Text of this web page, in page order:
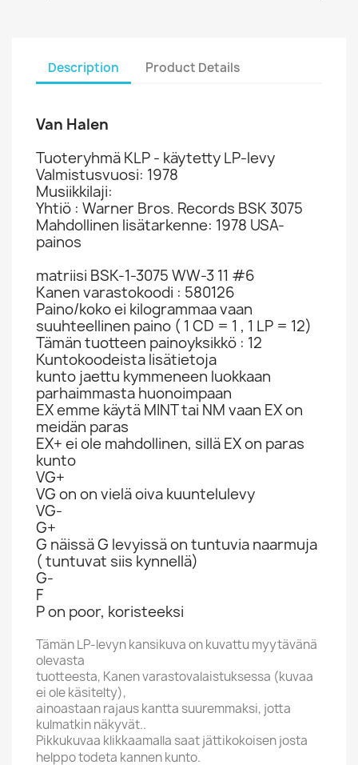
Description Product Details
Van Halen
Tuoteryhmä KLP - käytetty LP-levy
Valmistusvuosi: 1978
Musiikkilaji:
Yhtiö : Warner Bros. Records BSK 3075
Mahdollinen lisätarkenne: 1978 USA-
painos
matriisi BSK-1-3075 WW-3 11 #6
Kanen varastokoodi : 580126
Paino/koko ei kilogrammaa vaan
suuhteellinen paino ( 1 CD = 1 , 1 LP = 12)
Tämän tuotteen painoyksikkö : 12
Kuntokoodeista lisätietoja
kunto jaettu kymmeneen luokkaan
parhaimmasta huonoimpaan
EX emme käytä MINT tai NM vaan EX on
meidän paras
EX+ ei ole mahdollinen, sillä EX on paras
kunto
VG+
VG on on vielä oiva kuuntelulevy
VG-
G+
G näissä G levyissä on tuntuvia naarmuja
( tuntuvat siis kynnellä)
G-
F
P on poor, koristeeksi
Tämän LP-levyn kansikuva on kuvattu myytävänä
olevasta
tuotteesta, Kanen varastovalaistuksessa (kuvaa
ei ole käsitelty),
ainoastaan rajaus kantta suuremmaksi, jotta
kulmatkin näkyvät..
Pikkukuvaa klikkaamalla saat jättikokoisen josta
helppo todeta kannen kunto.